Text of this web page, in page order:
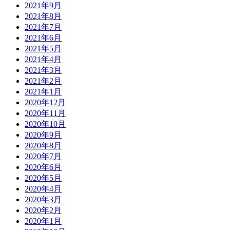
2021年9月
2021年8月
2021年7月
2021年6月
2021年5月
2021年4月
2021年3月
2021年2月
2021年1月
2020年12月
2020年11月
2020年10月
2020年9月
2020年8月
2020年7月
2020年6月
2020年5月
2020年4月
2020年3月
2020年2月
2020年1月